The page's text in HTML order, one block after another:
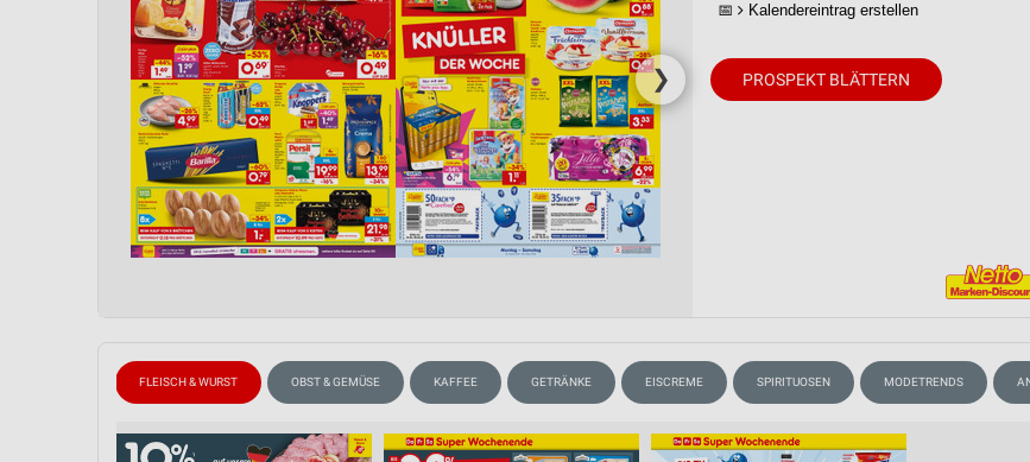
❯
📅 Kalendereintrag erstellen
PROSPEKT BLÄTTERN
FLEISCH & WURST OBST & GEMÜSE KAFFEE GETRÄNKE EISCREME SPIRITUOSEN MODETRENDS